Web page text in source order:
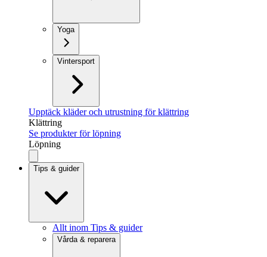
Yoga
Vintersport
Upptäck kläder och utrustning för klättring
Klättring
Se produkter för löpning
Löpning
Tips & guider
Allt inom Tips & guider
Vårda & reparera